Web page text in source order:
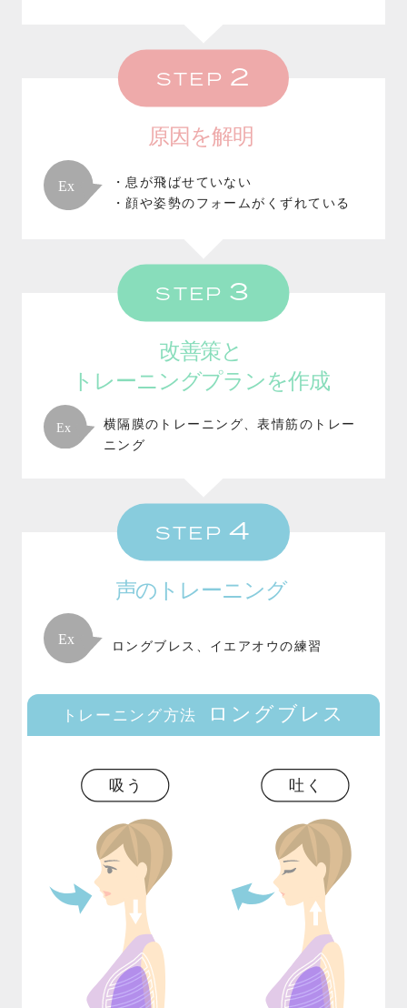
STEP 2
原因を解明
・息が飛ばせていない
・顔や姿勢のフォームがくずれている
STEP 3
改善策と
トレーニングプランを作成
横隔膜のトレーニング、表情筋のトレー
ニング
STEP 4
声のトレーニング
ロングブレス、イエアオウの練習
トレーニング方法 ロングブレス